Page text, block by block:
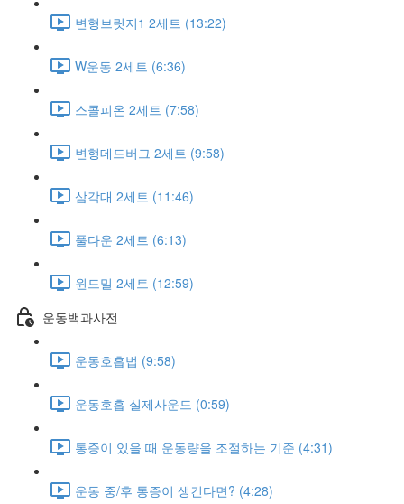
변형브릿지1 2세트 (13:22)
W운동 2세트 (6:36)
스콜피온 2세트 (7:58)
변형데드버그 2세트 (9:58)
삼각대 2세트 (11:46)
풀다운 2세트 (6:13)
윈드밀 2세트 (12:59)
운동백과사전
운동호흡법 (9:58)
운동호흡 실제사운드 (0:59)
통증이 있을 때 운동량을 조절하는 기준 (4:31)
운동 중/후 통증이 생긴다면? (4:28)